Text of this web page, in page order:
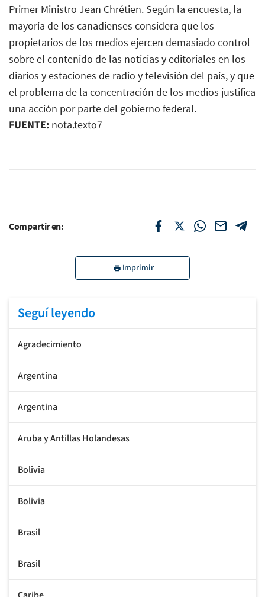
Primer Ministro Jean Chrétien. Según la encuesta, la
mayoría de los canadienses considera que los
propietarios de los medios ejercen demasiado control
sobre el contenido de las noticias y editoriales en los
diarios y estaciones de radio y televisión del país, y que
el problema de la concentración de los medios justifica
una acción por parte del gobierno federal.
FUENTE: nota.texto7
Compartir en:
Imprimir
Seguí leyendo
Agradecimiento
Argentina
Argentina
Aruba y Antillas Holandesas
Bolivia
Bolivia
Brasil
Brasil